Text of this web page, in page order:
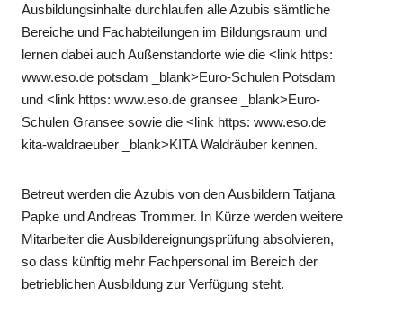
Ausbildungsinhalte durchlaufen alle Azubis sämtliche
Bereiche und Fachabteilungen im Bildungsraum und
lernen dabei auch Außenstandorte wie die <link https:
www.eso.de potsdam _blank>Euro-Schulen Potsdam
und <link https: www.eso.de gransee _blank>Euro-
Schulen Gransee sowie die <link https: www.eso.de
kita-waldraeuber _blank>KITA Waldräuber kennen.
Betreut werden die Azubis von den Ausbildern Tatjana
Papke und Andreas Trommer. In Kürze werden weitere
Mitarbeiter die Ausbildereignungsprüfung absolvieren,
so dass künftig mehr Fachpersonal im Bereich der
betrieblichen Ausbildung zur Verfügung steht.